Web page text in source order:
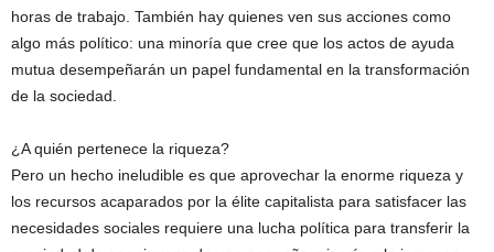
horas de trabajo. También hay quienes ven sus acciones como
algo más político: una minoría que cree que los actos de ayuda
mutua desempeñarán un papel fundamental en la transformación
de la sociedad.
¿A quién pertenece la riqueza?
Pero un hecho ineludible es que aprovechar la enorme riqueza y
los recursos acaparados por la élite capitalista para satisfacer las
necesidades sociales requiere una lucha política para transferir la